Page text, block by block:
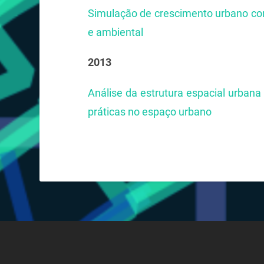
Simulação de crescimento urbano
e ambiental
2013
Análise da estrutura espacial
práticas no espaço urbano